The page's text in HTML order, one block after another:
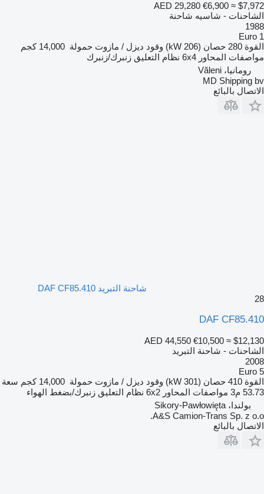
AED 29,280 €6,900 ≈ $7,972
الشاحنات - شاسيه شاحنة
1988
Euro 1
القوة 280 حصان (206 kW) وقود ديزل / مازوت حمولة 14,000 كجم
مواصفات المحاور 6x4 نظام التعليق زنبرك/زنبرك
رومانيا، Văleni
MD Shipping bv
الاتصال بالبائع
شاحنة التبريد DAF CF85.410
28
DAF CF85.410
AED 44,550 €10,500 ≈ $12,130
الشاحنات - شاحنة التبريد
2008
Euro 5
القوة 410 حصان (301 kW) وقود ديزل / مازوت حمولة 14,000 كجم
سعة
53.73 م3
مواصفات المحاور 6x2 نظام التعليق زنبرك/بضغط الهواء
بولندا، Sikory-Pawłowięta
A&S Camion-Trans Sp. z o.o.
الاتصال بالبائع